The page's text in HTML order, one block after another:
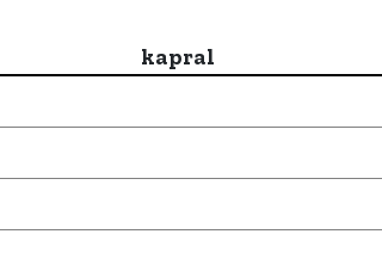
kapral